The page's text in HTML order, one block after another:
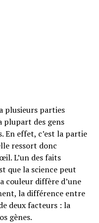
plusieurs parties
plupart des gens
En effet, c’est la partie
ressort donc
L’un des faits
que la science peut
couleur diffère d’une
la différence entre
deux facteurs : la
gènes.